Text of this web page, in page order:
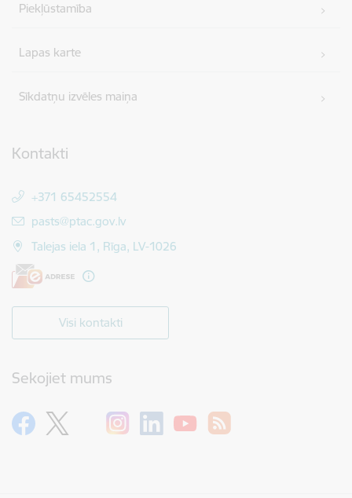
Piekļūstamība
Lapas karte
Sīkdatņu izvēles maiņa
Kontakti
+371 65452554
E-pasts:
pasts@ptac.gov.lv
Talejas iela 1, Rīga, LV-1026
Visi kontakti
Sekojiet mums